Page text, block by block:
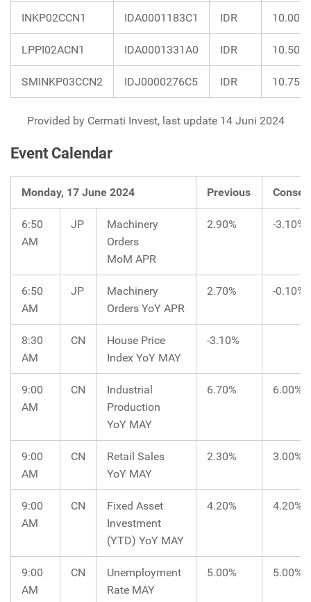
INKP02CCN1 IDA0001183C1 IDR 10.00%
LPPI02ACN1 IDA0001331A0 IDR 10.50%
SMINKP03CCN2 IDJ0000276C5 IDR 10.75%
Provided by Cermati Invest, last update 14 Juni 2024
Event Calendar
Monday, 17 June 2024 Previous
6:50
AM
JP
Machinery
Orders
MoM APR
2.90% -3.10%
6:50
AM
JP
Machinery
Orders YoY APR
2.70% -0.10%
8:30
AM
CN
House Price
Index YoY MAY
-3.10%
9:00
AM
CN
Industrial
Production
YoY MAY
6.70% 6.00%
9:00
AM
CN
Retail Sales
YoY MAY
2.30% 3.00%
9:00
AM
CN
Fixed Asset
Investment
(YTD) YoY MAY
4.20% 4.20%
9:00
AM
CN
Unemployment
Rate MAY
5.00% 5.00%